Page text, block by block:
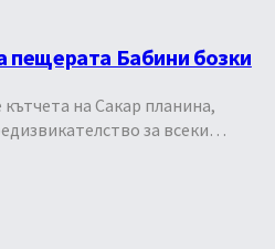
пещерата Бабини бозки
на Сакар планина,
за всеки…